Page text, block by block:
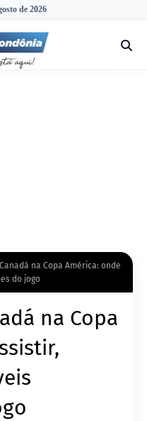
de 2026
na Copa América: onde
do jogo
na Copa